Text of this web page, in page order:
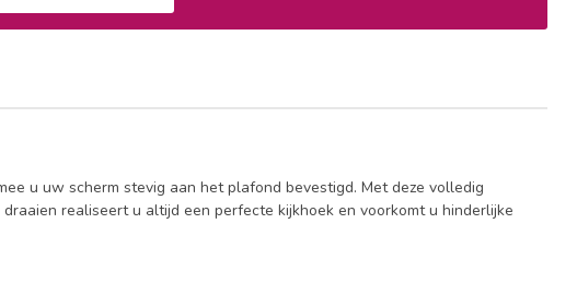
u uw scherm stevig aan het plafond bevestigd. Met deze volledig
realiseert u altijd een perfecte kijkhoek en voorkomt u hinderlijke